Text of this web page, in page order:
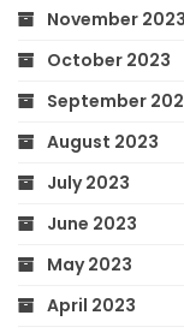
November 2023
October 2023
September
August 2023
July 2023
June 2023
May 2023
April 2023